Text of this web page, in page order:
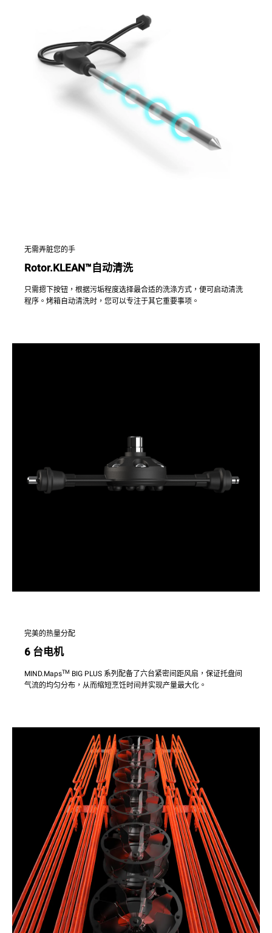
无需弄脏您的手
Rotor.KLEAN™自动清洗
只需摁下按钮，根据污垢程度选择最合适的洗涤方式，便可启动清洗
程序。烤箱自动清洗时，您可以专注于其它重要事项。
完美的热量分配
6 台电机
MIND.MapsTM BIG PLUS 系列配备了六台紧密间距风扇，保证托盘间
气流的均匀分布，从而缩短烹饪时间并实现产量最大化。